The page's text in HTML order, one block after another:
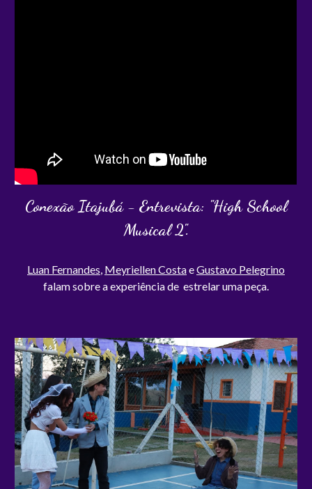
Conexão Itajubá - Entrevista: "High School
Musical 2".
Luan Fernandes Meyriellen CostaeGustavo Pelegrino
falam sobre a experiência de estrelar uma peça.